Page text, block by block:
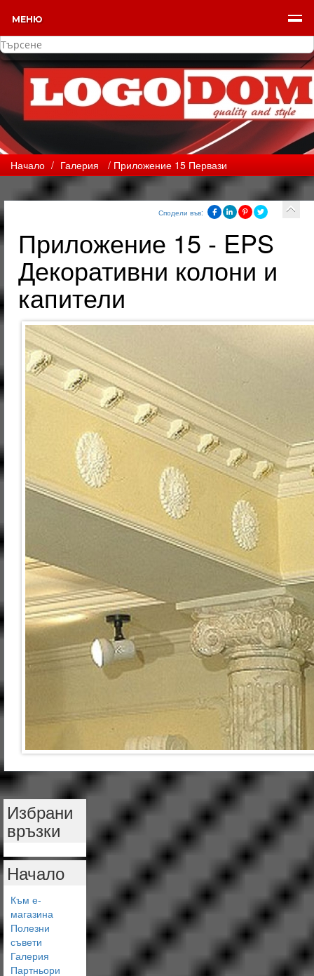
МЕНЮ
Начало / Галерия / Приложение 15 Первази
Сподели във:
Приложение 15 - EPS
Декоративни колони и
капители
Избрани
връзки
Начало
Към е-
магазина
Полезни
съвети
Галерия
Партньори